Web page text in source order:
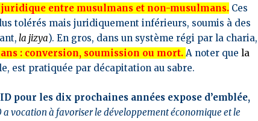
entre musulmans et non-musulmans. Ces
tolérés mais juridiquement inférieurs, soumis à des
la jizya). En gros, dans un système régi par la charia,
: conversion, soumission ou mort. A noter quela
est pratiquée par décapitation au sabre.
pour les dix prochaines années expose d’emblée,
a vocation à favoriser le développement économique et le